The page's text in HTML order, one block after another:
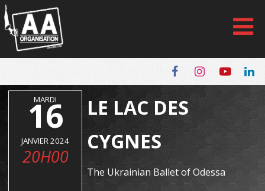
Panneau de gestion des cookies
MARDI
16
JANVIER 2024
20H00
LE LAC DES
CYGNES
The Ukrainian Ballet of Odessa